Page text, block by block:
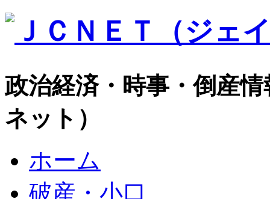
政治経済・時事・倒産
ネット）
ホーム
破産・小口